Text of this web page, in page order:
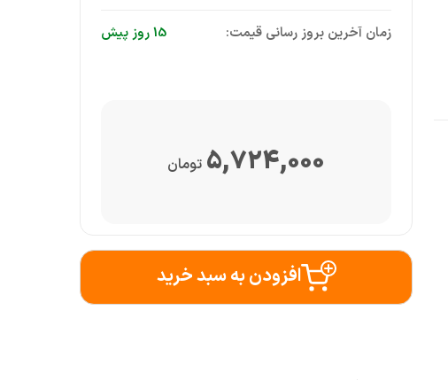
زمان آخرین بروز رسانی قیمت: 15 روز پیش
5,724,000 تومان
افزودن به سبد خرید